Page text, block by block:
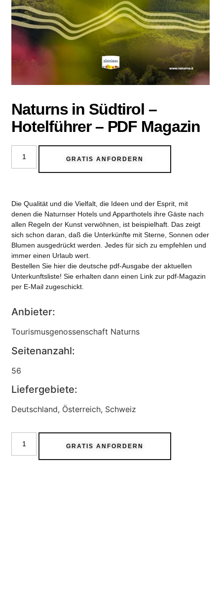
Naturns in Südtirol –
Hotelführer – PDF Magazin
GRATIS ANFORDERN
Die Qualität und die Vielfalt, die Ideen und der Esprit, mit
denen die Naturnser Hotels und Apparthotels ihre Gäste nach
allen Regeln der Kunst verwöhnen, ist beispielhaft. Das zeigt
sich schon daran, daß die Unterkünfte mit Sterne, Sonnen oder
Blumen ausgedrückt werden. Jedes für sich zu empfehlen und
immer einen Urlaub wert.
Bestellen Sie hier die deutsche pdf-Ausgabe der aktuellen
Unterkunftsliste! Sie erhalten dann einen Link zur pdf-Magazin
per E-Mail zugeschickt.
Anbieter:
Tourismusgenossenschaft Naturns
Seitenanzahl:
56
Liefergebiete:
Deutschland, Österreich, Schweiz
GRATIS ANFORDERN